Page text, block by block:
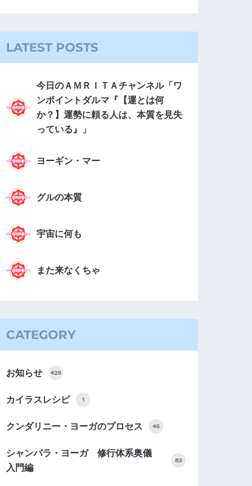
LATEST POSTS
今日のＡＭＲＩＴＡチャンネル「ワ
ンポイントダルマ『【運とは何
か？】運勢に頼る人は、本質を見失
っている』」
ヨーギン・マー
グルの本質
宇宙に何も
また来なくちゃ
CATEGORY
お知らせ 425
カイラスレシピ 1
クンダリニー・ヨーガのプロセス 45
シャンバラ・ヨーガ 修行体系奥儀
入門編
83